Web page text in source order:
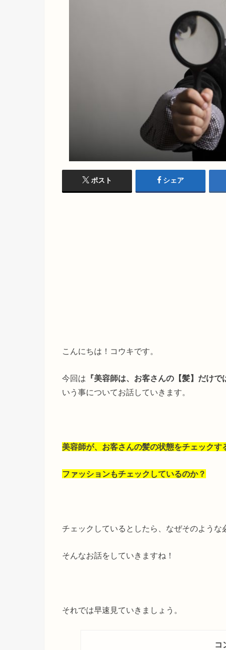
ポスト シェア
こんにちは！コウキです。
今回は 『美容師は、お客さんの【髪】だけ
いう事についてお話していきます。
美容師が、お客さんの髪の状態をチェックす
ファッションもチェックしているのか？
チェックしているとしたら、なぜそのような
そんなお話をしていきますね！
それでは早速見ていきましょう。
コ